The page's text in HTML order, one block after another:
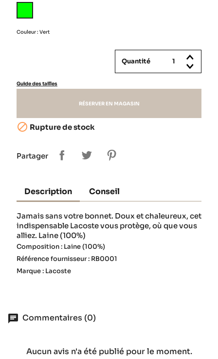
Couleur : Vert
Quantité
Guide des tailles
RÉSERVER EN MAGASIN
 Rupture de stock
Partager
Description Conseil
Jamais sans votre bonnet. Doux et chaleureux, cet
indispensable Lacoste vous protège, où que vous
alliez. Laine (100%)
Composition : Laine (100%)
Référence fournisseur : RB0001
Marque : Lacoste
Commentaires (0)
Aucun avis n'a été publié pour le moment.